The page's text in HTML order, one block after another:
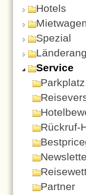
Hotels
Spezial
Service
Rückruf-
Partner